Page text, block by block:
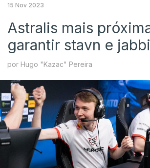
15 Nov 2023
Astralis mais
garantir stavn e jabbi
por Hugo "Kazac" Pereira